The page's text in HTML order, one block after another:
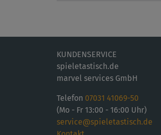
KUNDENSERVICE
spieletastisch.de
marvel services GmbH
Telefon 07031 41069-50
(Mo - Fr 13:00 - 16:00 Uhr)
service@spieletastisch.de